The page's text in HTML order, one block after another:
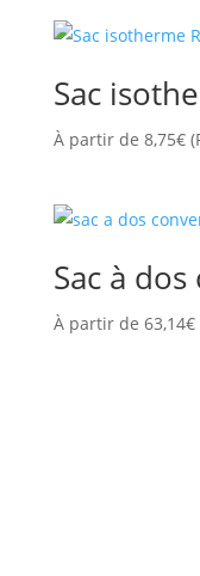
Sac
À partir de 8,75€
Sac à
À partir de 63,14€